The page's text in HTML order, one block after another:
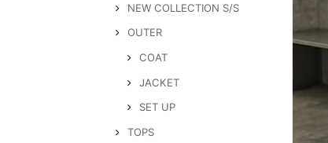
NEW COLLECTION S/S
OUTER
COAT
JACKET
SET UP
TOPS